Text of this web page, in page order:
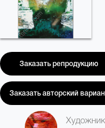
Заказать репродукцию
Заказать авторский